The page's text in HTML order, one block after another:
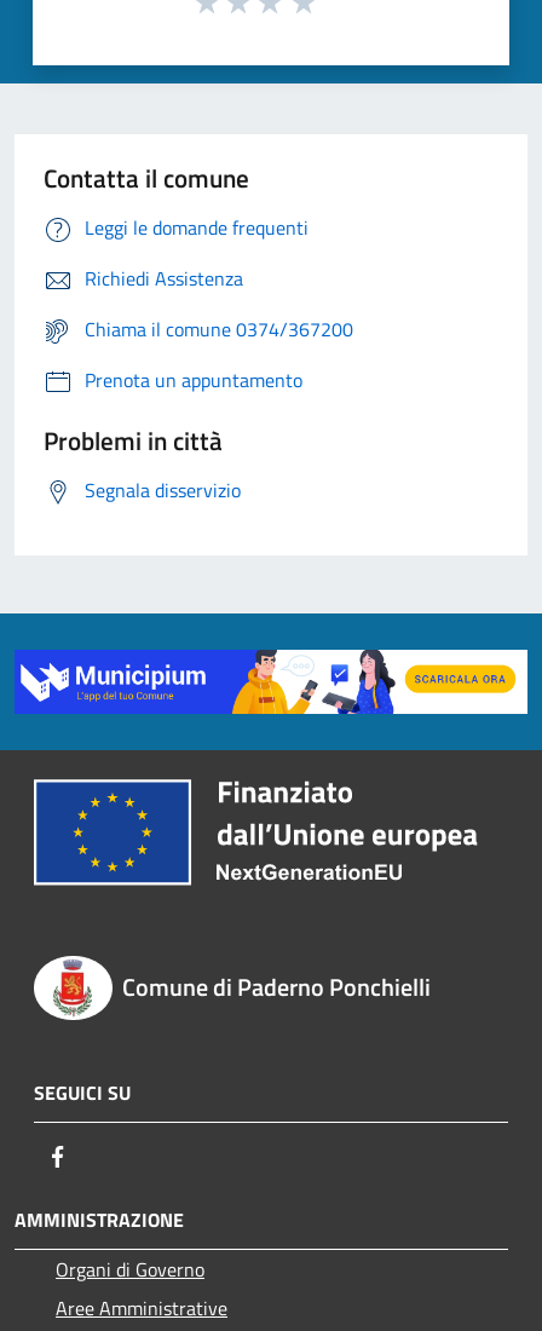
Contatta il comune
Leggi le domande frequenti
Richiedi Assistenza
Chiama il comune 0374/367200
Prenota un appuntamento
Problemi in città
Segnala disservizio
Comune di Paderno Ponchielli
SEGUICI SU
AMMINISTRAZIONE
Organi di Governo
Aree Amministrative